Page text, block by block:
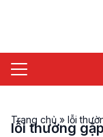
Trang chủ » lỗi
lỗi thường